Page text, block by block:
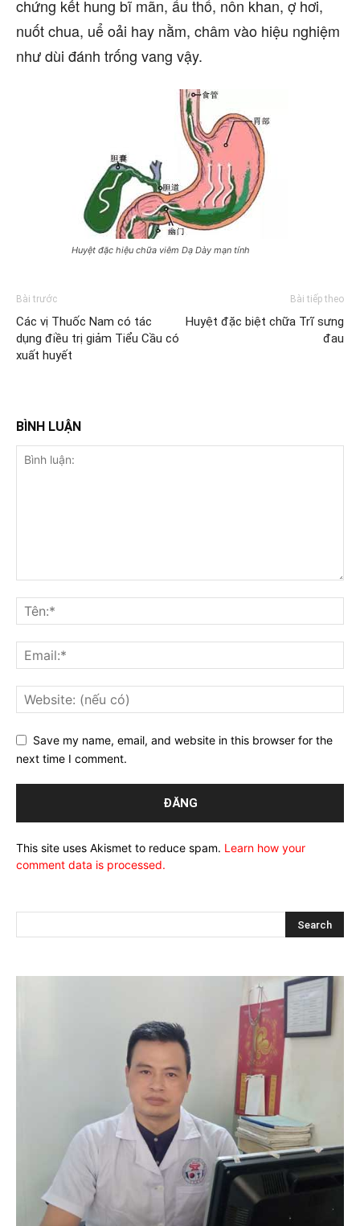
chứng kết hung bĩ mãn, ẩu thổ, nôn khan, ợ hơi,
nuốt chua, uể oải hay nằm, châm vào hiệu nghiệm
như dùi đánh trống vang vậy.
Huyệt đặc hiệu chữa viêm Dạ Dày mạn tính
Bài trước
Các vị Thuốc Nam có tác
dụng điều trị giảm Tiểu Cầu có
xuất huyết
Bài tiếp theo
Huyệt đặc biệt chữa Trĩ sưng
đau
BÌNH LUẬN
Save my name, email, and website in this browser for the
next time I comment.
This site uses Akismet to reduce spam. Learn how your
comment data is processed.